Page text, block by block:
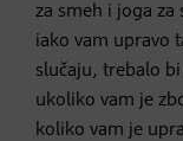
za smeh i joga za
iako vam upravo
slučaju, trebalo
ukoliko vam je
koliko vam je